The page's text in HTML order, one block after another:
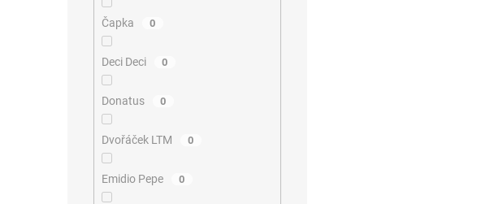
Čapka 0
Deci Deci 0
Donatus 0
Dvořáček LTM 0
Emidio Pepe 0